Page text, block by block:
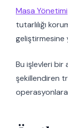
Masa Yönetimi
tutarlılığı
geliştirmesine
Bu işlevleri bir
şekillendiren